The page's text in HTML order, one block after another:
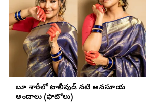
బ్లూ శారీలో టాలీవుడ్ నటి అనసూయ
అందాలు (ఫొటోలు)